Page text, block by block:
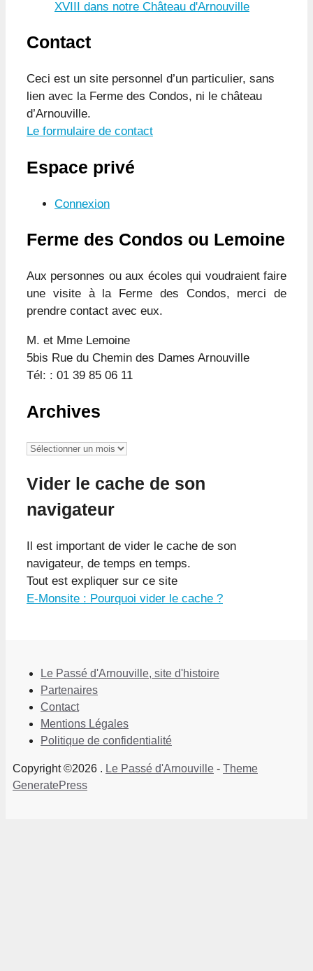
XVIII dans notre Château d'Arnouville
Contact
Ceci est un site personnel d’un particulier, sans
lien avec la Ferme des Condos, ni le château
d’Arnouville.
Le formulaire de contact
Espace privé
Connexion
Ferme des Condos ou Lemoine
Aux personnes ou aux écoles qui voudraient faire
une visite à la Ferme des Condos, merci de
prendre contact avec eux.
M. et Mme Lemoine
5bis Rue du Chemin des Dames Arnouville
Tél: : 01 39 85 06 11
Archives
Archives
Vider le cache de son
navigateur
Il est important de vider le cache de son
navigateur, de temps en temps.
Tout est expliquer sur ce site
E-Monsite : Pourquoi vider le cache ?
Le Passé d'Arnouville, site d'histoire
Partenaires
Contact
Mentions Légales
Politique de confidentialité
Copyright ©2026 . Le Passé d'Arnouville - Theme
GeneratePress